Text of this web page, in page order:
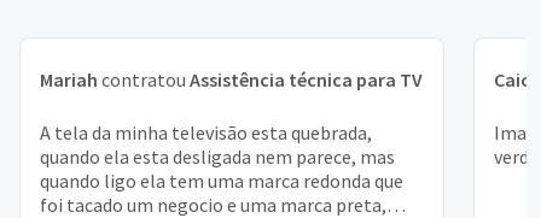
Mariah contratou Assistência técnica para TV
A tela da minha televisão esta quebrada,
quando ela esta desligada nem parece, mas
quando ligo ela tem uma marca redonda que
foi tacado um negocio e uma marca preta,
Caio
verde